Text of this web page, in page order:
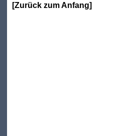
[Zurück zum Anfang]